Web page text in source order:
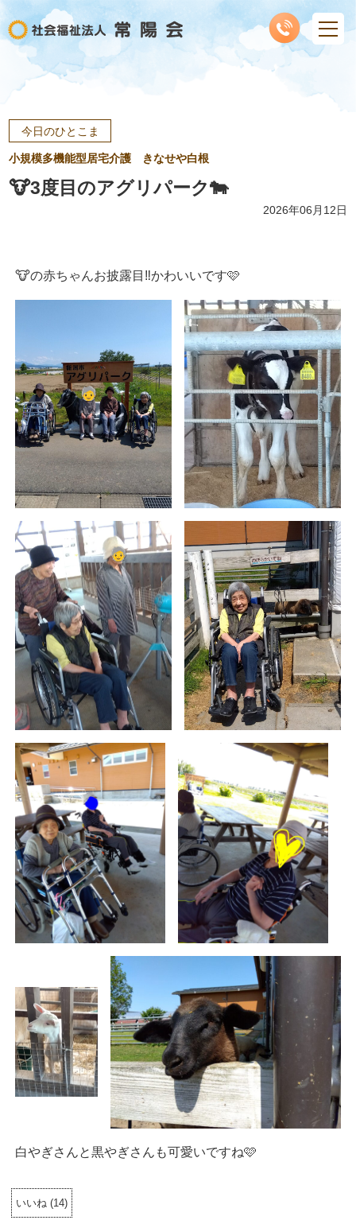
今日のひとこま
小規模多機能型居宅介護 きなせや白根
🐮3度目のアグリパーク🐄
2026年06月12日
🐮の赤ちゃんお披露目‼️かわいいです🩷
白やぎさんと黒やぎさんも可愛いですね🩷
いいね (14)